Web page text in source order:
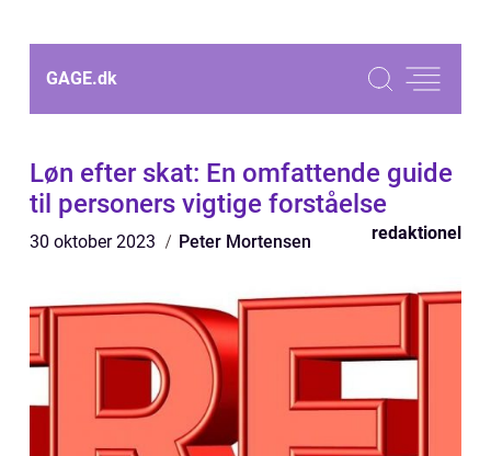
GAGE.dk
Løn efter skat: En omfattende guide
til personers vigtige forståelse
30 oktober 2023 Peter Mortensen redaktionel